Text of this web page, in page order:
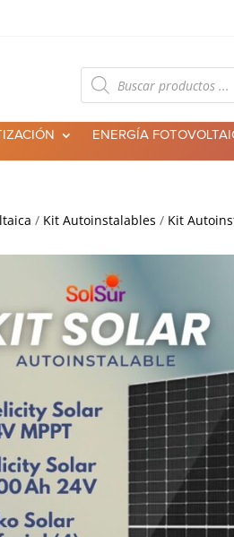
Búsqueda
de
productos
ENERGÍA
/ Kit Autoinstalables / Kit